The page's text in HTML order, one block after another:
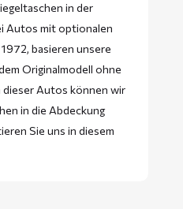
in der
Autos mit optionalen
basieren unsere
Originalmodell ohne
dieser Autos können wir
in die Abdeckung
Sie uns in diesem